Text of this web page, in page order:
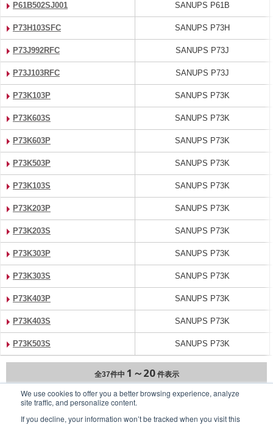
We use cookies to offer you a better browsing experience, analyze
site traffic, and personalize content.
If you decline, your information won’t be tracked when you visit this
P61B502SJ001 SANUPS P61B
P73H103SFC SANUPS P73H
P73J992RFC SANUPS P73J
P73J103RFC SANUPS P73J
P73K103P SANUPS P73K
P73K603S SANUPS P73K
P73K603P SANUPS P73K
P73K503P SANUPS P73K
P73K103S SANUPS P73K
P73K203P SANUPS P73K
P73K203S SANUPS P73K
P73K303P SANUPS P73K
P73K303S SANUPS P73K
P73K403P SANUPS P73K
P73K403S SANUPS P73K
P73K503S SANUPS P73K
全37件中 1～20件表示
次へ